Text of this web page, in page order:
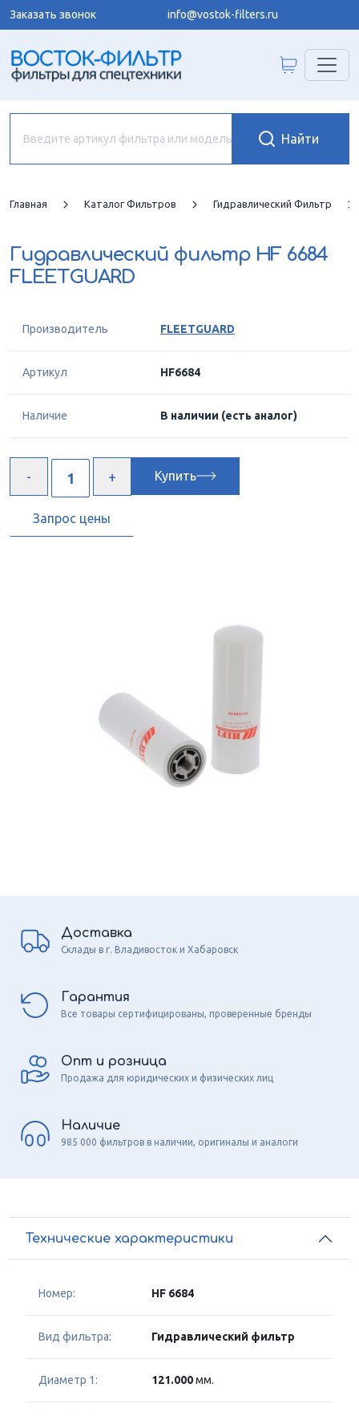
Заказать звонок info@vostok-filters.ru
Главная Каталог Фильтров Гидравлический Фильтр
Гидравлический фильтр HF 6684
FLEETGUARD
Производитель FLEETGUARD
Артикул HF6684
Наличие В наличии (есть аналог)
Купить
Запрос цены
Доставка
Склады в г. Владивосток и Хабаровск
Гарантия
Все товары сертифицированы, проверенные бренды
Опт и розница
Продажа для юридических и физических лиц
Наличие
985 000 фильтров в наличии, оригиналы и аналоги
Технические характеристики
Номер: HF 6684
Вид фильтра: Гидравлический фильтр
Диаметр 1: 121.000мм.